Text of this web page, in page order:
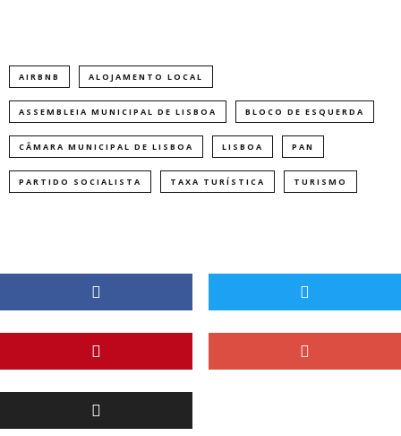
AIRBNB ALOJAMENTO LOCAL
ASSEMBLEIA MUNICIPAL DE LISBOA BLOCO DE ESQUERDA
CÂMARA MUNICIPAL DE LISBOA LISBOA PAN
PARTIDO SOCIALISTA TAXA TURÍSTICA TURISMO